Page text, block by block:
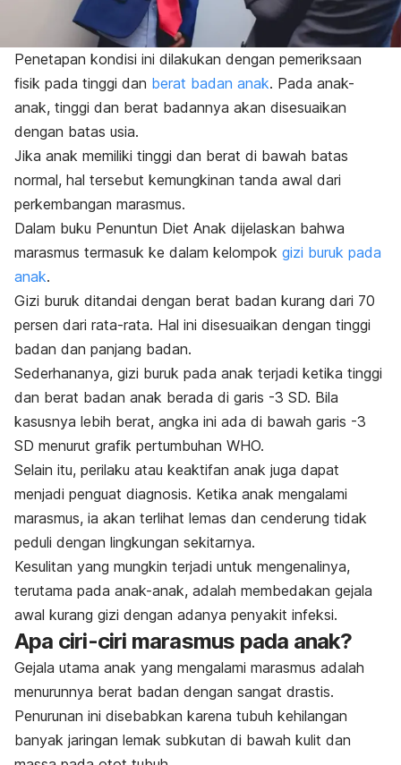
Penetapan kondisi ini dilakukan dengan pemeriksaan
fisik pada tinggi dan berat badan anak. Pada anak-
anak, tinggi dan berat badannya akan disesuaikan
dengan batas usia.
Jika anak memiliki tinggi dan berat di bawah batas
normal, hal tersebut kemungkinan tanda awal dari
perkembangan marasmus.
Dalam buku Penuntun Diet Anak dijelaskan bahwa
marasmus termasuk ke dalam kelompok gizi buruk pada
anak.
Gizi buruk ditandai dengan berat badan kurang dari 70
persen dari rata-rata. Hal ini disesuaikan dengan tinggi
badan dan panjang badan.
Sederhananya, gizi buruk pada anak terjadi ketika tinggi
dan berat badan anak berada di garis -3 SD. Bila
kasusnya lebih berat, angka ini ada di bawah garis -3
SD menurut grafik pertumbuhan WHO.
Selain itu, perilaku atau keaktifan anak juga dapat
menjadi penguat diagnosis. Ketika anak mengalami
marasmus, ia akan terlihat lemas dan cenderung tidak
peduli dengan lingkungan sekitarnya.
Kesulitan yang mungkin terjadi untuk mengenalinya,
terutama pada anak-anak, adalah membedakan gejala
awal kurang gizi dengan adanya penyakit infeksi.
Apa ciri-ciri marasmus pada anak?
Gejala utama anak yang mengalami marasmus adalah
menurunnya berat badan dengan sangat drastis.
Penurunan ini disebabkan karena tubuh kehilangan
banyak jaringan lemak subkutan di bawah kulit dan